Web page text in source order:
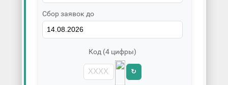
Сбор заявок до
Код (4 цифры)
↻